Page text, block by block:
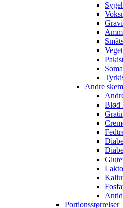
Andre
Blød
Portionsstørrelser